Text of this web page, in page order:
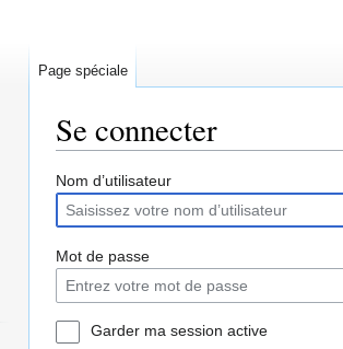
Se connecter
Aller
la
navigation
Aller
la
recherche
Nom d’utilisateur
Mot de passe
Garder ma session active
Page spéciale